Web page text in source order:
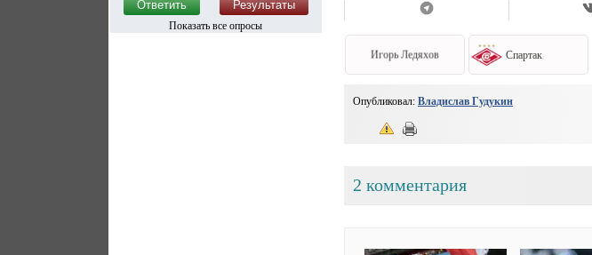
Показать все опросы
Игорь Ледяхов Спартак
Опубликовал: Владислав Гудукин
2 комментария